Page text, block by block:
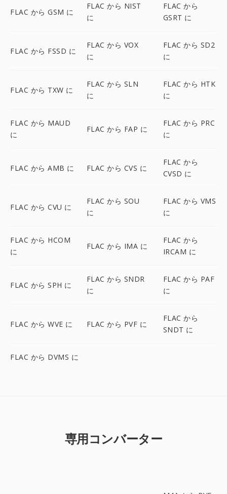
FLAC から GSM に
FLAC から NIST
に
FLAC から
GSRT に
FLAC から FSSD に
FLAC から VOX
に
FLAC から SD2
に
FLAC から TXW に
FLAC から SLN
に
FLAC から HTK
に
FLAC から MAUD
に
FLAC から FAP に
FLAC から PRC
に
FLAC から AMB に FLAC から CVS に
FLAC から
CVSD に
FLAC から CVU に
FLAC から SOU
に
FLAC から VMS
に
FLAC から HCOM
に
FLAC から IMA に
FLAC から
IRCAM に
FLAC から SPH に
FLAC から SNDR
に
FLAC から PAF
に
FLAC から WVE に FLAC から PVF に
FLAC から
SNDT に
FLAC から DVMS に
専用コンバーター